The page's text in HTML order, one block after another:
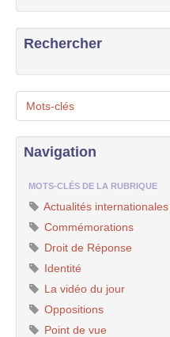
Rechercher
Mots-clés
Navigation
MOTS-CLÉS DE LA RUBRIQUE
Actualités internationales
Commémorations
Droit de Réponse
Identité
La vidéo du jour
Oppositions
Point de vue